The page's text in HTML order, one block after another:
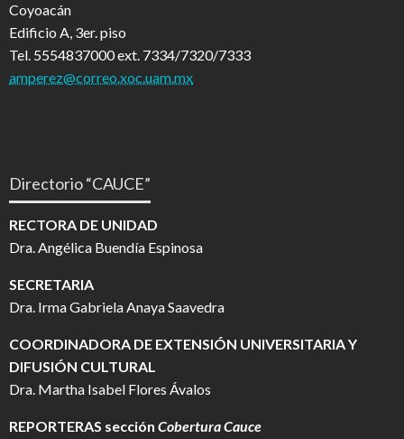
Coyoacán
Edificio A, 3er. piso
Tel. 5554837000 ext. 7334/7320/7333
amperez@correo.xoc.uam.mx
Directorio “CAUCE”
RECTORA DE UNIDAD
Dra. Angélica Buendía Espinosa
SECRETARIA
Dra. Irma Gabriela Anaya Saavedra
COORDINADORA DE EXTENSIÓN UNIVERSITARIA Y
DIFUSIÓN CULTURAL
Dra. Martha Isabel Flores Ávalos
REPORTERAS sección Cobertura Cauce